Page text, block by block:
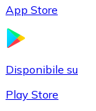
App Store
Disponibile su
Play Store